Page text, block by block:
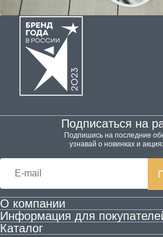
О компании
Производство
Контактная информация
Информация для
Гарантия и возврат
Каталог
Подписаться на
Подпишись на последние
узнавай о новинках и